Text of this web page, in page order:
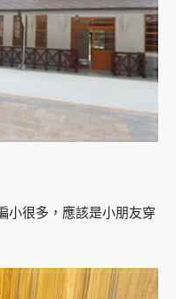
小很多，應該是小朋友穿